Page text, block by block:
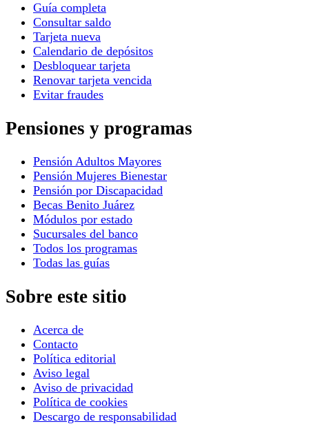
Guía completa
Consultar saldo
Tarjeta nueva
Calendario de depósitos
Desbloquear tarjeta
Renovar tarjeta vencida
Evitar fraudes
Pensiones y programas
Pensión Adultos Mayores
Pensión Mujeres Bienestar
Pensión por Discapacidad
Becas Benito Juárez
Módulos por estado
Sucursales del banco
Todos los programas
Todas las guías
Sobre este sitio
Acerca de
Contacto
Política editorial
Aviso legal
Aviso de privacidad
Política de cookies
Descargo de responsabilidad